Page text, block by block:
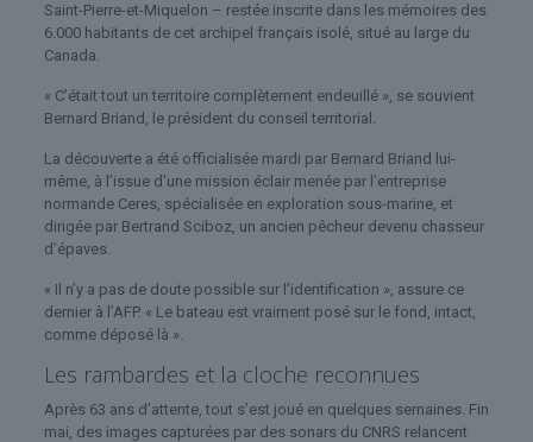
Saint-Pierre-et-Miquelon – restée inscrite dans les mémoires des
6.000 habitants de cet archipel français isolé, situé au large du
Canada.
« C’était tout un territoire complètement endeuillé », se souvient
Bernard Briand, le président du conseil territorial.
La découverte a été officialisée mardi par Bernard Briand lui-
même, à l’issue d’une mission éclair menée par l’entreprise
normande Ceres, spécialisée en exploration sous-marine, et
dirigée par Bertrand Sciboz, un ancien pêcheur devenu chasseur
d’épaves.
« Il n’y a pas de doute possible sur l’identification », assure ce
dernier à l’AFP. « Le bateau est vraiment posé sur le fond, intact,
comme déposé là ».
Les rambardes et la cloche reconnues
Après 63 ans d’attente, tout s’est joué en quelques semaines. Fin
mai, des images capturées par des sonars du CNRS relancent